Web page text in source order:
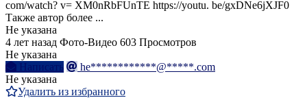
com/watch? v= XM0nRbFUnTE https://youtu. be/gxDNe6jXJF0
Также автор более ...
Не указана
4 лет назад Фото-Видео 603 Просмотров
Не указана
Написать
he************@*****.com
Не указана
Удалить из избранного